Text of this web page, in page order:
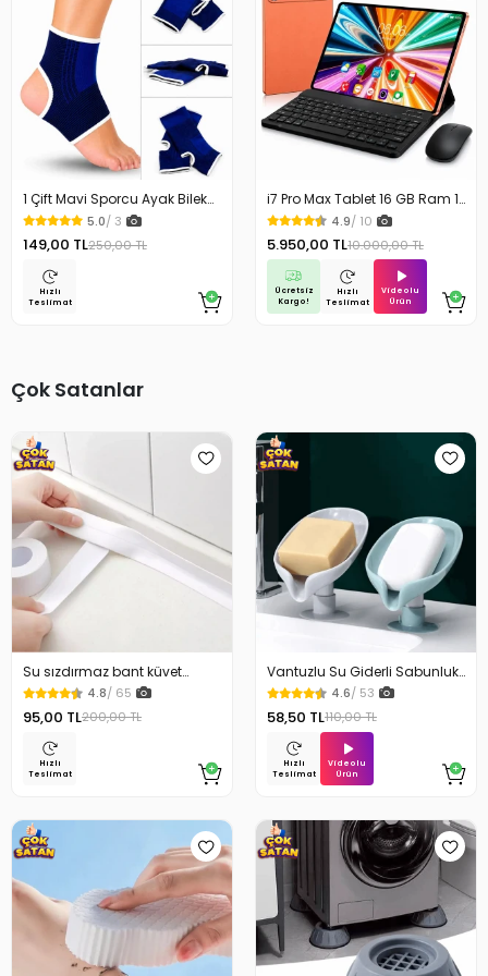
1 Çift Mavi Sporcu Ayak Bilek
Koruyucu Ağrı Bandajı Ayak
Bandajı Sporcu Bilekliği
5.0/ 3
149,00 TL250,00 TL
Hızlı
Teslimat
i7 Pro Max Tablet 16 GB Ram 1
TB Depolama Kablosuz
Klavye Mouse Kılıf Hediyeli 10.1
inc Tablet
4.9/ 10
5.950,00 TL10.000,00 TL
Ücretsiz
Kargo!
Hızlı
Teslimat
Videolu
Ürün
Çok Satanlar
Su sızdırmaz bant küvet
Tezgah tamir bandı
4.8/ 65
95,00 TL200,00 TL
Hızlı
Teslimat
Vantuzlu Su Giderli Sabunluk
Kaymaz 4.6/ 53
58,50 TL110,00 TL
Hızlı
Teslimat
Videolu
Ürün